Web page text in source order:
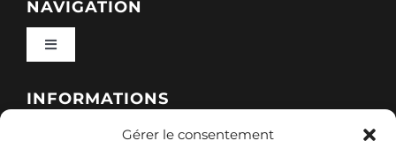
Gérer le consentement
NAVIGATION
Toggle
Qui sommes-nous ?
INFORMATIONS